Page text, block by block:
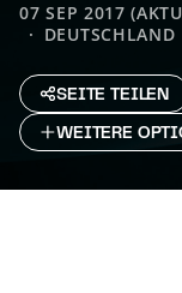
07 SEP 2017
DEUTSCHLAND
SEITE TEILEN
WEITERE